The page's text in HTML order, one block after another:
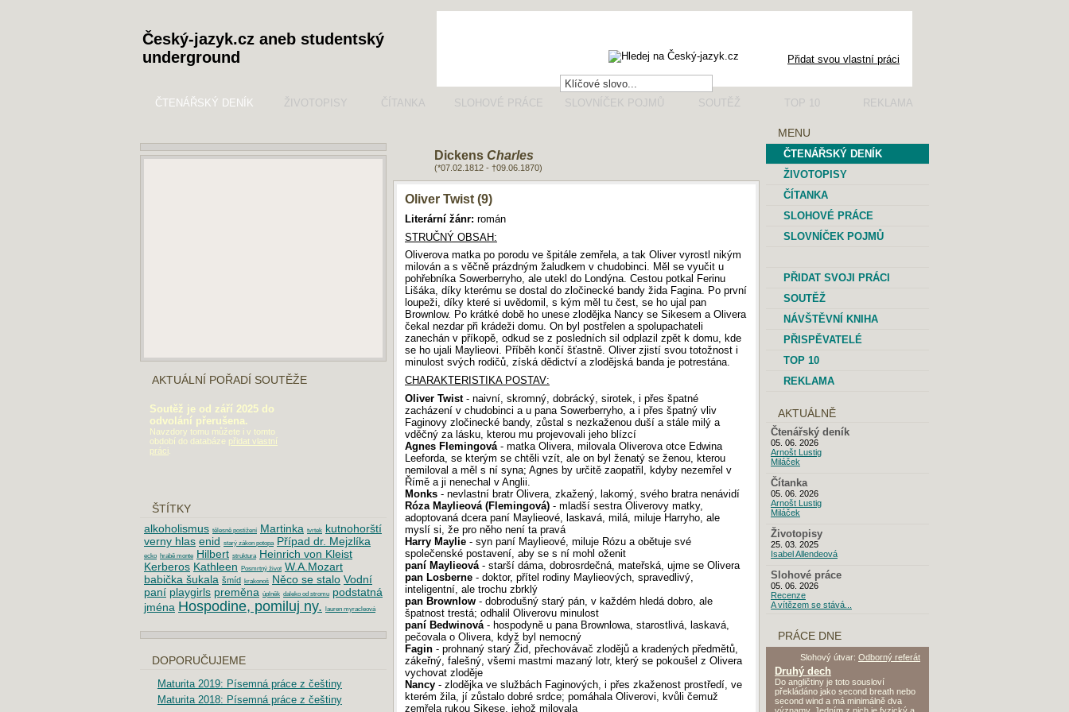
Český-jazyk.cz aneb studentský
underground
Přidat svou vlastní práci
ČTENÁŘSKÝ DENÍK ŽIVOTOPISY ČÍTANKA SLOHOVÉ PRÁCE SLOVNÍČEK POJMŮ SOUTĚŽ TOP 10 REKLAMA
MENU
Dickens Charles
(*07.02.1812 - †09.06.1870)
Oliver Twist (9)
Literární žánr: román
STRUČNÝ OBSAH:
Oliverova matka po porodu ve špitále zemřela, a tak Oliver vyrostl nikým
milován a s věčně prázdným žaludkem v chudobinci. Měl se vyučit u
pohřebníka Sowerberryho, ale utekl do Londýna. Cestou potkal Ferinu
Lišáka, díky kterému se dostal do zločinecké bandy žida Fagina. Po první
loupeži, díky které si uvědomil, s kým měl tu čest, se ho ujal pan
Brownlow. Po krátké době ho unese zlodějka Nancy se Sikesem a Olivera
čekal nezdar při krádeži domu. On byl postřelen a spolupachateli
zanechán v příkopě, odkud se z posledních sil odplazil zpět k domu, kde
se ho ujali Maylieovi. Příběh končí šťastně. Oliver zjistí svou totožnost i
minulost svých rodičů, získá dědictví a zlodějská banda je potrestána.
CHARAKTERISTIKA POSTAV:
Oliver Twist- naivní, skromný, dobrácký, sirotek, i přes špatné
zacházení v chudobinci a u pana Sowerberryho, a i přes špatný vliv
Faginovy zločinecké bandy, zůstal s nezkaženou duší a stále milý a
vděčný za lásku, kterou mu projevovali jeho blízcí
Agnes Flemingová- matka Olivera, milovala Oliverova otce Edwina
Leeforda, se kterým se chtěli vzít, ale on byl ženatý se ženou, kterou
nemiloval a měl s ní syna; Agnes by určitě zaopatřil, kdyby nezemřel v
Římě a ji nenechal v Anglii.
Monks- nevlastní bratr Olivera, zkažený, lakomý, svého bratra nenávidí
Róza Maylieová (Flemingová)- mladší sestra Oliverovy matky,
adoptovaná dcera paní Maylieové, laskavá, milá, miluje Harryho, ale
myslí si, že pro něho není ta pravá
Harry Maylie- syn paní Maylieové, miluje Rózu a obětuje své
společenské postavení, aby se s ní mohl oženit
paní Maylieová- starší dáma, dobrosrdečná, mateřská, ujme se Olivera
pan Losberne- doktor, přítel rodiny Maylieových, spravedlivý,
inteligentní, ale trochu zbrklý
pan Brownlow- dobrodušný starý pán, v každém hledá dobro, ale
špatnost trestá; odhalil Oliverovu minulost
paní Bedwinová- hospodyně u pana Brownlowa, starostlivá, laskavá,
pečovala o Olivera, když byl nemocný
Fagin- prohnaný starý Žid, přechovávač zlodějů a kradených předmětů,
zákeřný, falešný, všemi mastmi mazaný lotr, který se pokoušel z Olivera
vychovat zloděje
Nancy- zlodějka ve službách Faginových, i přes zkaženost prostředí, ve
kterém žila, jí zůstalo dobré srdce; pomáhala Oliverovi, kvůli čemuž
zemřela rukou Sikese, jehož milovala
ČTENÁŘSKÝ DENÍK
ŽIVOTOPISY
ČÍTANKA
SLOHOVÉ PRÁCE
SLOVNÍČEK POJMŮ
PŘIDAT SVOJI PRÁCI
SOUTĚŽ
NÁVŠTĚVNÍ KNIHA
PŘISPĚVATELÉ
TOP 10
REKLAMA
AKTUÁLNĚ
Čtenářský deník
05. 06. 2026
Arnošt Lustig
Miláček
Čítanka
05. 06. 2026
Arnošt Lustig
Miláček
Životopisy
25. 03. 2025
Isabel Allendeová
Slohové práce
05. 06. 2026
Recenze
A vítězem se stává...
PRÁCE DNE
Slohový útvar: Odborný referát
Druhý dech
Do angličtiny je toto sousloví
překládáno jako second breath nebo
second wind a má minimálně dva
AKTUÁLNÍ POŘADÍ SOUTĚŽE
Soutěž je od září 2025 do
odvolání přerušena.
Navzdory tomu můžete i v tomto
období do databáze přidat vlastní
práci.
ŠTÍTKY
alkoholismus tělesně postižení Martinka tvrtek
kutnohorští
verny hlas enid starý zákon potopa Případ dr. Mejzlíka
ecko hrabě monte Hilbert struktura
Heinrich von Kleist
Kerberos Kathleen Posmrtný život W.A.Mozart
babička šukala šmíd krakonoš Něco se stalo Vodní
paní playgirls preměna úplněk daleko od stromu
podstatná
jména Hospodine, pomiluj ny. lauren myracleová
DOPORUČUJEME
Maturita 2019: Písemná práce z češtiny
Maturita 2018: Písemná práce z češtiny